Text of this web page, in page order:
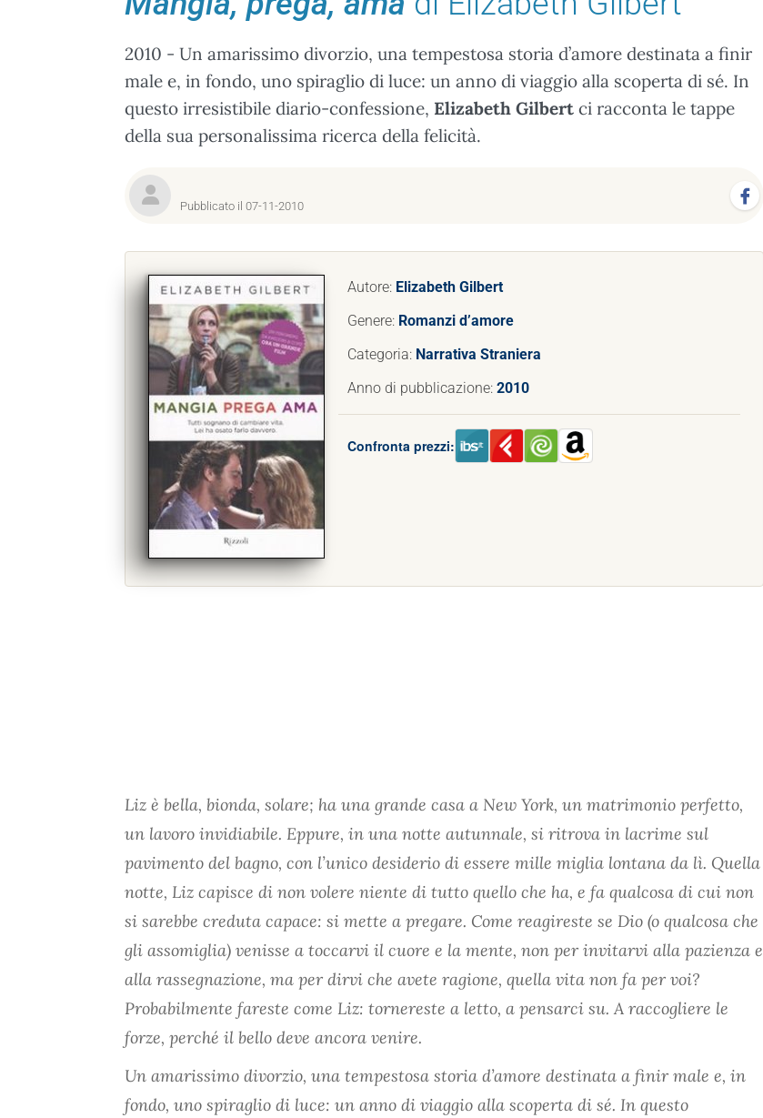
2010 - Un amarissimo divorzio, una tempestosa storia d’amore destinata a finir
male e, in fondo, uno spiraglio di luce: un anno di viaggio alla scoperta di sé. In
questo irresistibile diario-confessione, Elizabeth Gilbert ci racconta le tappe
della sua personalissima ricerca della felicità.
Pubblicato il 07-11-2010
Autore: Elizabeth Gilbert
Genere: Romanzi d’amore
Categoria: Narrativa Straniera
Anno di pubblicazione: 2010
Confronta prezzi:
Liz è bella, bionda, solare; ha una grande casa a New York, un matrimonio perfetto,
un lavoro invidiabile. Eppure, in una notte autunnale, si ritrova in lacrime sul
pavimento del bagno, con l’unico desiderio di essere mille miglia lontana da lì. Quella
notte, Liz capisce di non volere niente di tutto quello che ha, e fa qualcosa di cui non
si sarebbe creduta capace: si mette a pregare. Come reagireste se Dio (o qualcosa che
gli assomiglia) venisse a toccarvi il cuore e la mente, non per invitarvi alla pazienza e
alla rassegnazione, ma per dirvi che avete ragione, quella vita non fa per voi?
Probabilmente fareste come Liz: tornereste a letto, a pensarci su. A raccogliere le
forze, perché il bello deve ancora venire.
Un amarissimo divorzio, una tempestosa storia d’amore destinata a finir male e, in
fondo, uno spiraglio di luce: un anno di viaggio alla scoperta di sé. In questo